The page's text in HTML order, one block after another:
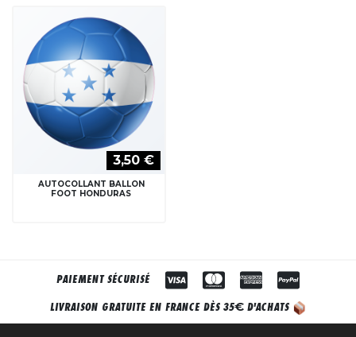
3,50 €
AUTOCOLLANT BALLON
FOOT HONDURAS
PAIEMENT SÉCURISÉ
LIVRAISON GRATUITE EN FRANCE DÈS 35€ D'ACHATS